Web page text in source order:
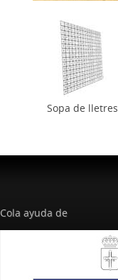
Sopa de lletres
Cola ayuda de